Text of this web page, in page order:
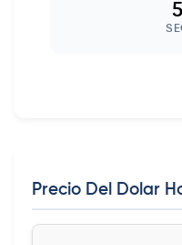
Precio Del Dolar